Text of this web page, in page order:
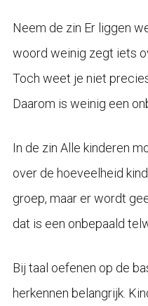
Neem de zin Er liggen
woord weinig zegt iets
Toch weet je niet
Daarom is weinig een
In de zin Alle kinderen
over de hoeveelheid
groep, maar er wordt
dat is een onbepaald
Bij taal oefenen op de
herkennen belangrijk.